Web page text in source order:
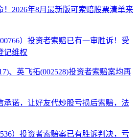
！2026年8月最新版可索赔股票清单来
）投资者索赔已有一审胜诉！受
记维权
、英飞拓(002528)投资者索赔案均再
承诺，让好友代炒股亏损后索赔，法
）投资者索赔案已有胜诉判决，亏